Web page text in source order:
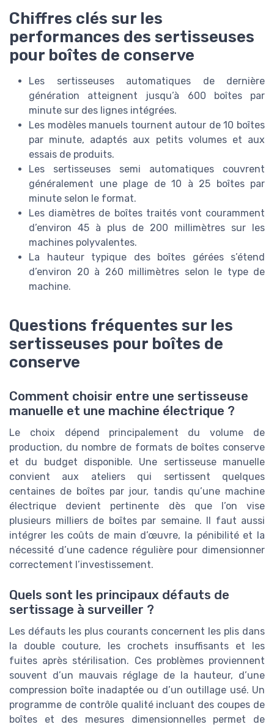
Chiffres clés sur les
performances des sertisseuses
pour boîtes de conserve
Les sertisseuses automatiques de dernière
génération atteignent jusqu’à 600 boîtes par
minute sur des lignes intégrées.
Les modèles manuels tournent autour de 10 boîtes
par minute, adaptés aux petits volumes et aux
essais de produits.
Les sertisseuses semi automatiques couvrent
généralement une plage de 10 à 25 boîtes par
minute selon le format.
Les diamètres de boîtes traités vont couramment
d’environ 45 à plus de 200 millimètres sur les
machines polyvalentes.
La hauteur typique des boîtes gérées s’étend
d’environ 20 à 260 millimètres selon le type de
machine.
Questions fréquentes sur les
sertisseuses pour boîtes de
conserve
Comment choisir entre une sertisseuse
manuelle et une machine électrique ?
Le choix dépend principalement du volume de
production, du nombre de formats de boîtes conserve
et du budget disponible. Une sertisseuse manuelle
convient aux ateliers qui sertissent quelques
centaines de boîtes par jour, tandis qu’une machine
électrique devient pertinente dès que l’on vise
plusieurs milliers de boîtes par semaine. Il faut aussi
intégrer les coûts de main d’œuvre, la pénibilité et la
nécessité d’une cadence régulière pour dimensionner
correctement l’investissement.
Quels sont les principaux défauts de
sertissage à surveiller ?
Les défauts les plus courants concernent les plis dans
la double couture, les crochets insuffisants et les
fuites après stérilisation. Ces problèmes proviennent
souvent d’un mauvais réglage de la hauteur, d’une
compression boîte inadaptée ou d’un outillage usé. Un
programme de contrôle qualité incluant des coupes de
boîtes et des mesures dimensionnelles permet de